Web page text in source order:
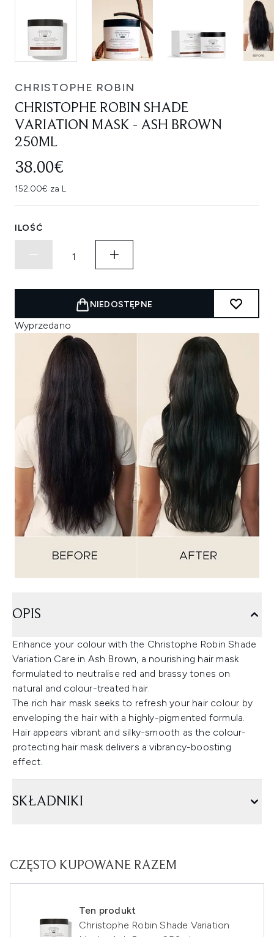
CHRISTOPHE ROBIN
CHRISTOPHE ROBIN SHADE
VARIATION MASK - ASH BROWN
250ML
38.00€
152.00€ za L
ILOŚĆ
NIEDOSTĘPNE
Wyprzedano
OPIS
Enhance your colour with the Christophe Robin Shade
Variation Care in Ash Brown, a nourishing hair mask
formulated to neutralise red and brassy tones on
natural and colour-treated hair.
The rich hair mask seeks to refresh your hair colour by
enveloping the hair with a highly-pigmented formula.
Hair appears vibrant and silky-smooth as the colour-
protecting hair mask delivers a vibrancy-boosting
effect.
SKŁADNIKI
CZĘSTO KUPOWANE RAZEM
Ten produkt
Christophe Robin Shade Variation